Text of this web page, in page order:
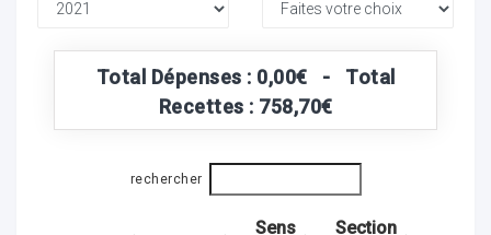
Total Dépenses : 0,00€ - Total
Recettes : 758,70€
rechercher
Sens
Section